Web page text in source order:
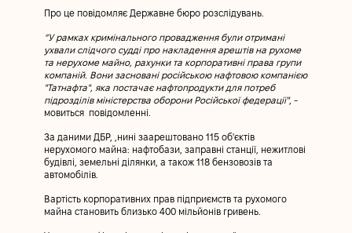
Про це повідомляє Державне бюро розслідувань.
“У рамках кримінального провадження були отримані
ухвали слідчого судді про накладення арештів на рухоме
та нерухоме майно, рахунки та корпоративні права групи
компаній. Вони засновані російською нафтовою компанією
"Татнафта", яка постачає нафтопродукти для потреб
підрозділів міністерства оборони Російської федерації", -
мовиться повідомленні.
За даними ДБР, ,нині заарештовано 115 об'єктів
нерухомого майна: нафтобази, заправні станції, нежитлові
будівлі, земельні ділянки, а також 118 бензовозів та
автомобілів.
Вартість корпоративних прав підприємств та рухомого
майна становить близько 400 мільйонів гривень.